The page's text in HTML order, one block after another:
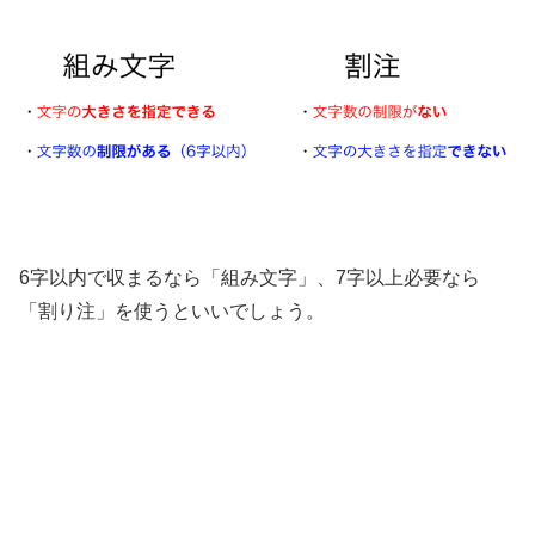
6字以内で収まるなら「組み文字」、7字以上必要なら
「割り注」を使うといいでしょう。